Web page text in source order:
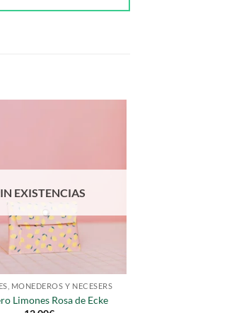
EXISTENCIAS
MONEDEROS Y NECESERS
Limones Rosa de Ecke